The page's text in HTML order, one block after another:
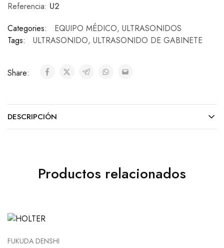
Referencia: U2
Categories:
EQUIPO MÉDICO, ULTRASONIDOS
Tags:
ULTRASONIDO, ULTRASONIDO DE GABINETE
Share:
DESCRIPCIÓN
Productos relacionados
FUKUDA DENSHI